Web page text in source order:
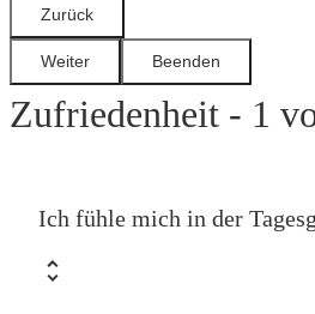
Zufriedenheit - 1
Ich fühle mich in der